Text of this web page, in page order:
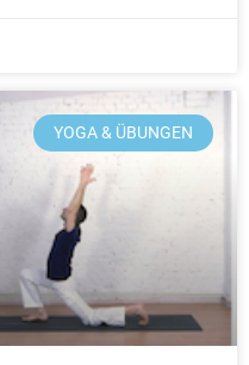
YOGA & ÜBUNGEN